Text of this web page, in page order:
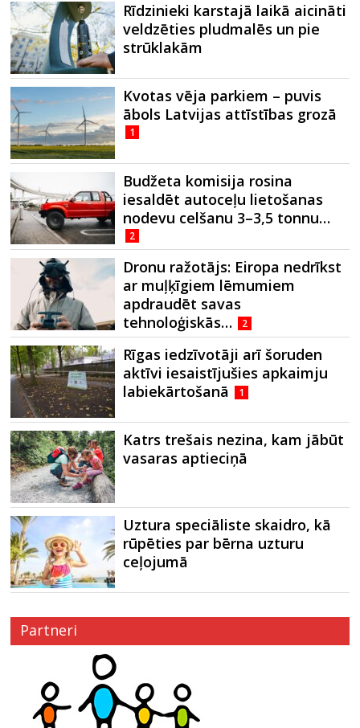
Rīdzinieki karstajā laikā aicināti
veldzēties pludmalēs un pie
strūklakām
Kvotas vēja parkiem – puvis
ābols Latvijas attīstības grozā
1
Budžeta komisija rosina
iesaldēt autoceļu lietošanas
nodevu celšanu 3–3,5 tonnu…
2
Dronu ražotājs: Eiropa nedrīkst
ar muļķīgiem lēmumiem
apdraudēt savas
tehnoloģiskās…
2
Rīgas iedzīvotāji arī šoruden
aktīvi iesaistījušies apkaimju
labiekārtošanā
1
Katrs trešais nezina, kam jābūt
vasaras aptieciņā
Uztura speciāliste skaidro, kā
rūpēties par bērna uzturu
ceļojumā
Partneri